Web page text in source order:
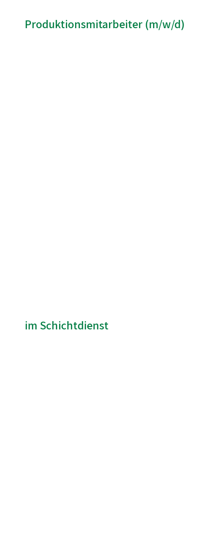
Produktionsmitarbeiter (m/w/d)
im Schichtdienst